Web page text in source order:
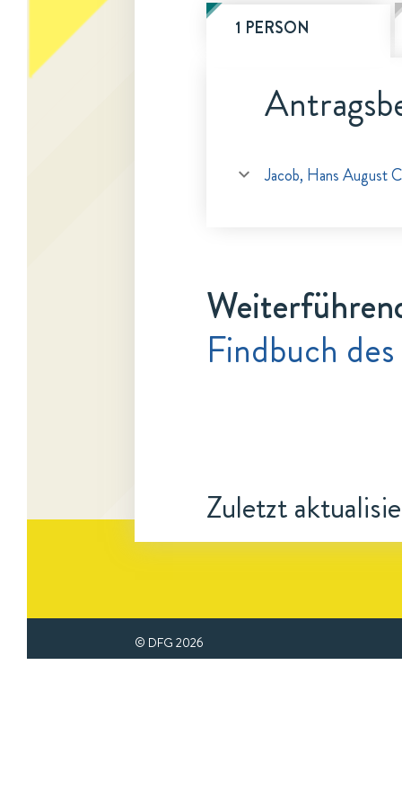
1 PERSON
Jacob, Hans August
Findbuch
Zuletzt
© DFG 2026